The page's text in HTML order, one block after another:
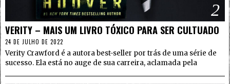
2
VERITY – MAIS UM LIVRO TÓXICO PARA SER CULTUADO
24 DE JULHO DE 2022
Verity Crawford é a autora best-seller por trás de uma série de
sucesso. Ela está no auge de sua carreira, aclamada pela